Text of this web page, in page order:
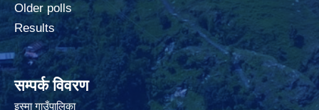
Older polls
Results
सम्पर्क विवरण
इस्मा गाउँपालिका